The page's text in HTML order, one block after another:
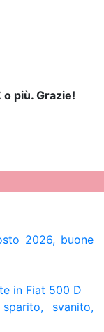
più. Grazie!
2026, buone
in Fiat 500 D
svanito,